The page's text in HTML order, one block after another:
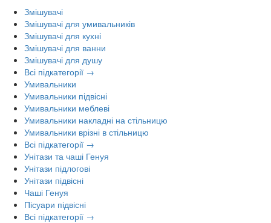
Змішувачі
Змішувачі для умивальників
Змішувачі для кухні
Змішувачі для ванни
Змішувачі для душу
Всі підкатегорії →
Умивальники
Умивальники підвісні
Умивальники меблеві
Умивальники накладні на стільницю
Умивальники врізні в стільницю
Всі підкатегорії →
Унітази та чаші Генуя
Унітази підлогові
Унітази підвісні
Чаші Генуя
Пісуари підвісні
Всі підкатегорії →